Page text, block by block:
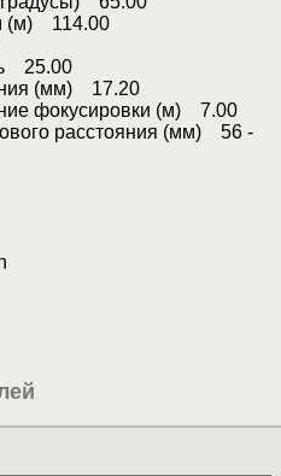
(м) 114.00
25.00
(мм) 17.20
фокусировки (м) 7.00
расстояния (мм) 56 -